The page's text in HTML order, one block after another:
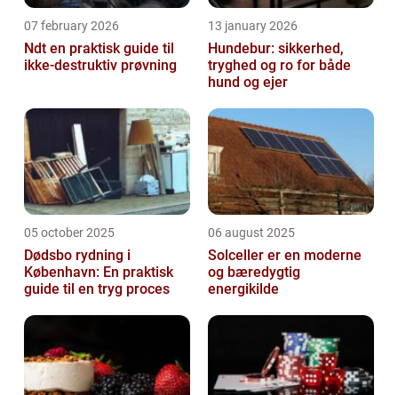
07 february 2026
Ndt en praktisk guide til
ikke-destruktiv prøvning
13 january 2026
Hundebur: sikkerhed,
tryghed og ro for både
hund og ejer
05 october 2025
Dødsbo rydning i
København: En praktisk
guide til en tryg proces
06 august 2025
Solceller er en moderne
og bæredygtig
energikilde